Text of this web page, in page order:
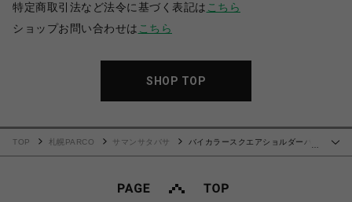
特定商取引法など法令に基づく表記は こちら
ショップお問い合わせは こちら
SHOP TOP
…
TOP 札幌PARCO サマンサタバサ
バイカラースクエアショルダーバッ